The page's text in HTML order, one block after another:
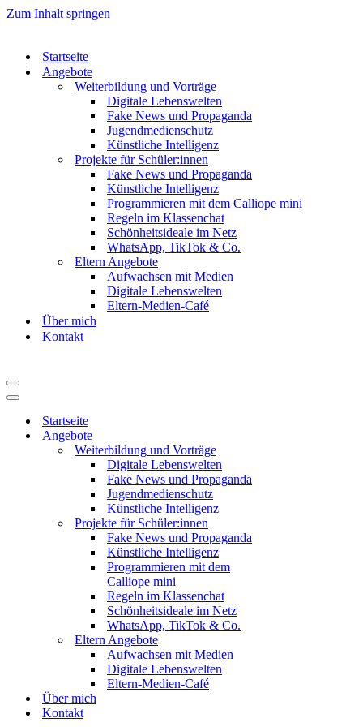
Zum Inhalt springen
Startseite
Angebote
Weiterbildung und Vorträge
Digitale Lebenswelten
Fake News und Propaganda
Jugendmedienschutz
Künstliche Intelligenz
Projekte für Schüler:innen
Fake News und Propaganda
Künstliche Intelligenz
Programmieren mit dem Calliope mini
Regeln im Klassenchat
Schönheitsideale im Netz
WhatsApp, TikTok & Co.
Eltern Angebote
Aufwachsen mit Medien
Digitale Lebenswelten
Eltern-Medien-Café
Über mich
Kontakt
Navigationsmenü
Navigationsmenü
Startseite
Angebote
Weiterbildung und Vorträge
Digitale Lebenswelten
Fake News und Propaganda
Jugendmedienschutz
Künstliche Intelligenz
Projekte für Schüler:innen
Fake News und Propaganda
Künstliche Intelligenz
Programmieren mit dem
Calliope mini
Regeln im Klassenchat
Schönheitsideale im Netz
WhatsApp, TikTok & Co.
Eltern Angebote
Aufwachsen mit Medien
Digitale Lebenswelten
Eltern-Medien-Café
Über mich
Kontakt